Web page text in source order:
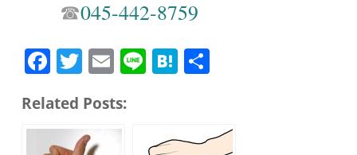
☎︎045-442-8759
Fa
bo
ok
T
tte
r
E
ail
Li H
a
Related Posts: